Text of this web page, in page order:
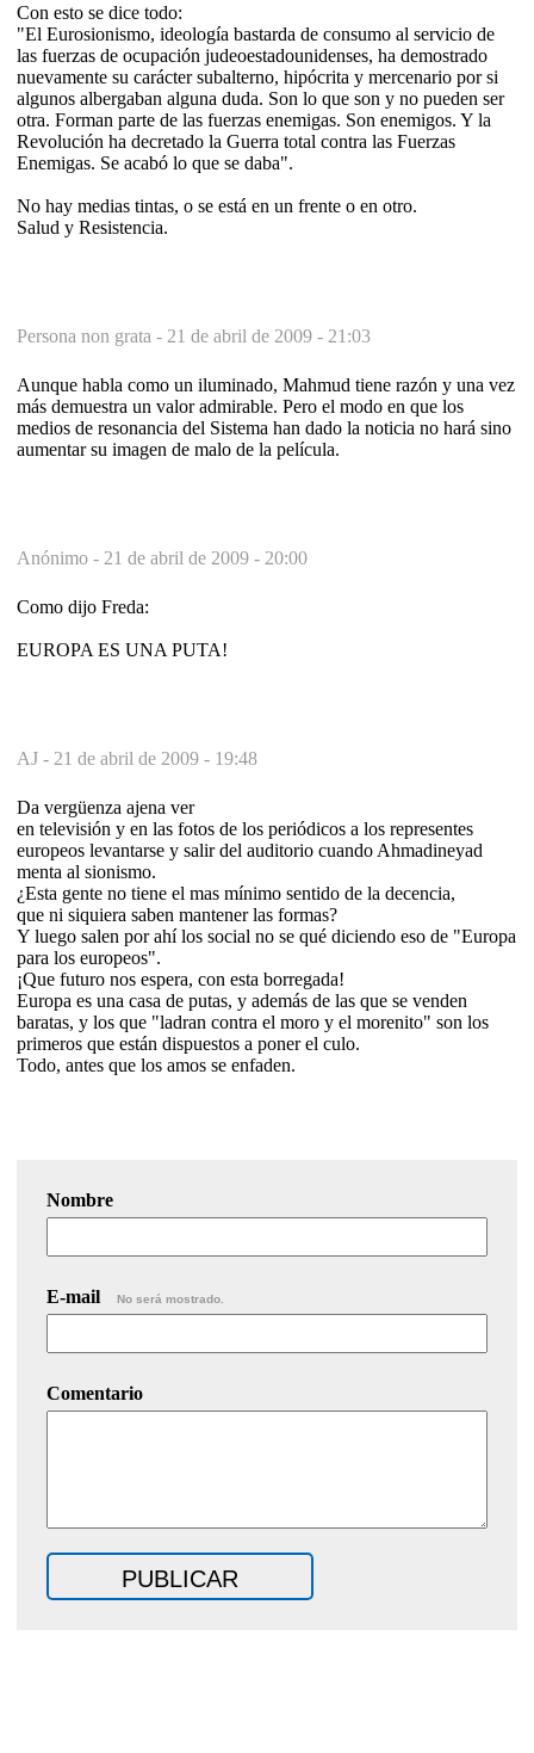
Con esto se dice todo:
"El Eurosionismo, ideología bastarda de consumo al servicio de
las fuerzas de ocupación judeoestadounidenses, ha demostrado
nuevamente su carácter subalterno, hipócrita y mercenario por si
algunos albergaban alguna duda. Son lo que son y no pueden ser
otra. Forman parte de las fuerzas enemigas. Son enemigos. Y la
Revolución ha decretado la Guerra total contra las Fuerzas
Enemigas. Se acabó lo que se daba".
No hay medias tintas, o se está en un frente o en otro.
Salud y Resistencia.
Persona non grata - 21 de abril de 2009 - 21:03
Aunque habla como un iluminado, Mahmud tiene razón y una vez
más demuestra un valor admirable. Pero el modo en que los
medios de resonancia del Sistema han dado la noticia no hará sino
aumentar su imagen de malo de la película.
Anónimo - 21 de abril de 2009 - 20:00
Como dijo Freda:
EUROPA ES UNA PUTA!
AJ - 21 de abril de 2009 - 19:48
Da vergüenza ajena ver
en televisión y en las fotos de los periódicos a los representes
europeos levantarse y salir del auditorio cuando Ahmadineyad
menta al sionismo.
¿Esta gente no tiene el mas mínimo sentido de la decencia,
que ni siquiera saben mantener las formas?
Y luego salen por ahí los social no se qué diciendo eso de "Europa
para los europeos".
¡Que futuro nos espera, con esta borregada!
Europa es una casa de putas, y además de las que se venden
baratas, y los que "ladran contra el moro y el morenito" son los
primeros que están dispuestos a poner el culo.
Todo, antes que los amos se enfaden.
Nombre
E-mail No será mostrado.
Comentario